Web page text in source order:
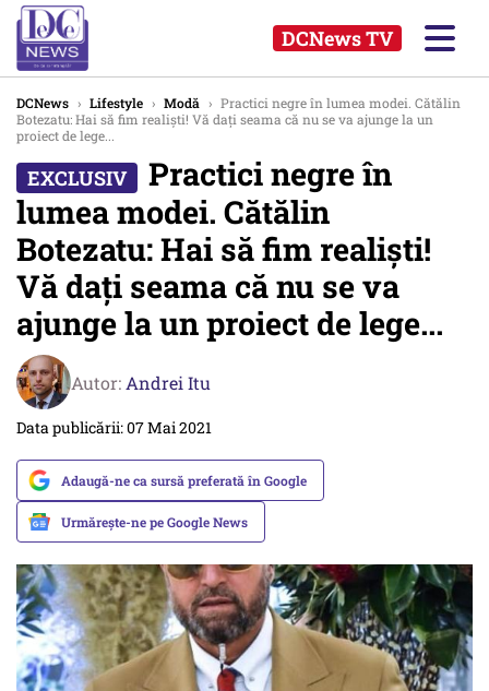
DCNews TV
DCNews › Lifestyle › Modă › Practici negre în lumea modei. Cătălin
Botezatu: Hai să fim realiști! Vă dați seama că nu se va ajunge la un
proiect de lege...
Practici negre în
lumea modei. Cătălin
Botezatu: Hai să fim realiști!
Vă dați seama că nu se va
ajunge la un proiect de lege...
Autor: Andrei Itu
Data publicării: 07 Mai 2021
Adaugă-ne ca sursă preferată în Google
Urmărește-ne pe Google News